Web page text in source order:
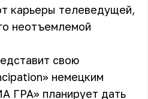
карьеры телеведущей,
неотъемлемой
свою
немецким
ГРА» планирует дать